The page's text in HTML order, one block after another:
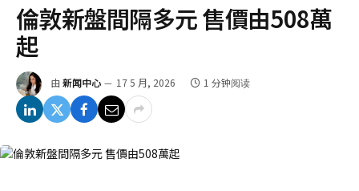
倫敦新盤間隔多元 售價由508萬
起
由 新闻中心 17 5 月, 2026 1 分钟阅读